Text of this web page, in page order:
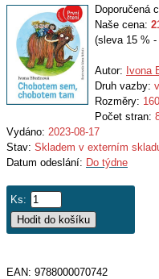
Doporučená
Naše cena:
(sleva 15 %
Autor: Ivona
Druh vazby:
Rozměry:
Počet stran:
Vydáno: 2023-08-17
Stav: Skladem v externím
Datum odeslání: Do týdne
Ks:
EAN: 9788000070742